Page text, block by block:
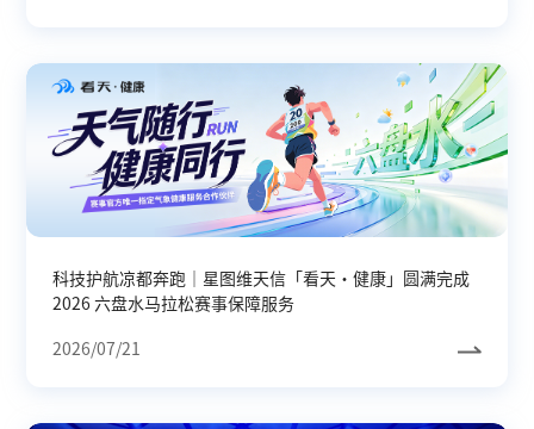
科技护航凉都奔跑｜星图维天信「看天・健康」圆满完成
2026 六盘水马拉松赛事保障服务
2026/07/21